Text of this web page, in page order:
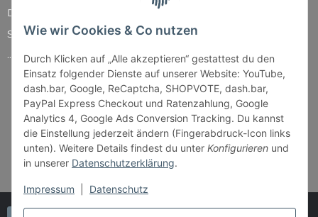
Wie wir Cookies & Co nutzen
Durch Klicken auf „Alle akzeptieren“ gestattest du den
Einsatz folgender Dienste auf unserer Website: YouTube,
dash.bar, Google, ReCaptcha, SHOPVOTE, dash.bar,
PayPal Express Checkout und Ratenzahlung, Google
Analytics 4, Google Ads Conversion Tracking. Du kannst
die Einstellung jederzeit ändern (Fingerabdruck-Icon links
unten). Weitere Details findest du unter Konfigurieren und
in unserer Datenschutzerklärung.
Impressum Datenschutz
Dienstag, Donnerstag und Freitag: 11:00 - 18:30 Uhr
Samstag: 11:00 - 14:00 Uhr
...und natürlich während unserer Events